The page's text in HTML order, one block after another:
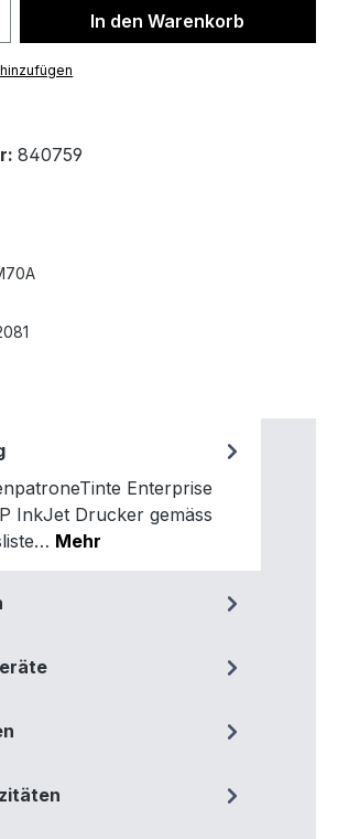
Gib den
In den Warenkorb
840759
Enterprise
InkJet Drucker gemäss
Mehr